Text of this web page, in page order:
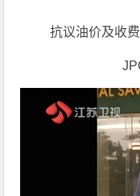
抗议油价及收